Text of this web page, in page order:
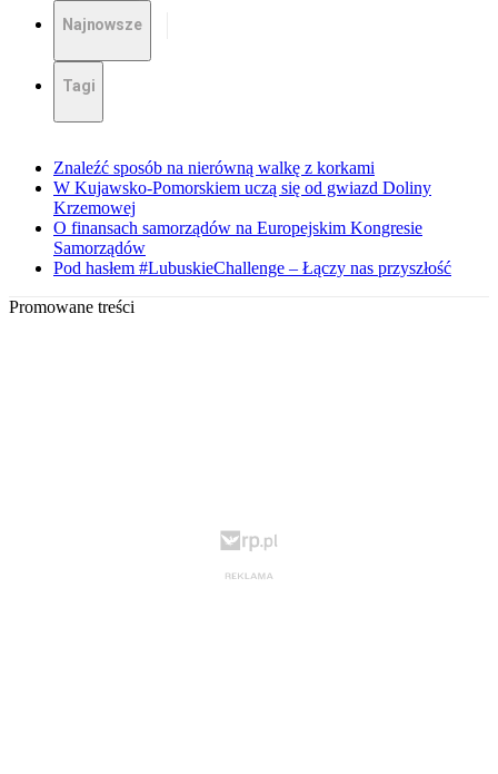
Najnowsze
Tagi
Znaleźć sposób na nierówną walkę z korkami
W Kujawsko-Pomorskiem uczą się od gwiazd Doliny
Krzemowej
O finansach samorządów na Europejskim Kongresie
Samorządów
Pod hasłem #LubuskieChallenge – Łączy nas przyszłość
Promowane treści